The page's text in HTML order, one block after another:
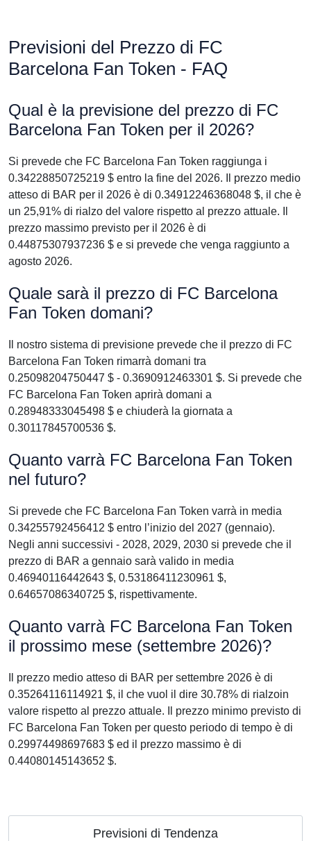
Previsioni del Prezzo di FC
Barcelona Fan Token - FAQ
Qual è la previsione del prezzo di FC
Barcelona Fan Token per il 2026?
Si prevede che FC Barcelona Fan Token raggiunga i
0.34228850725219 $ entro la fine del 2026. Il prezzo medio
atteso di BAR per il 2026 è di 0.34912246368048 $, il che è
un 25,91% di rialzo del valore rispetto al prezzo attuale. Il
prezzo massimo previsto per il 2026 è di
0.44875307937236 $ e si prevede che venga raggiunto a
agosto 2026.
Quale sarà il prezzo di FC Barcelona
Fan Token domani?
Il nostro sistema di previsione prevede che il prezzo di FC
Barcelona Fan Token rimarrà domani tra
0.25098204750447 $ - 0.3690912463301 $. Si prevede che
FC Barcelona Fan Token aprirà domani a
0.28948333045498 $ e chiuderà la giornata a
0.30117845700536 $.
Quanto varrà FC Barcelona Fan Token
nel futuro?
Si prevede che FC Barcelona Fan Token varrà in media
0.34255792456412 $ entro l’inizio del 2027 (gennaio).
Negli anni successivi - 2028, 2029, 2030 si prevede che il
prezzo di BAR a gennaio sarà valido in media
0.46940116442643 $, 0.53186411230961 $,
0.64657086340725 $, rispettivamente.
Quanto varrà FC Barcelona Fan Token
il prossimo mese (settembre 2026)?
Il prezzo medio atteso di BAR per settembre 2026 è di
0.35264116114921 $, il che vuol il dire 30.78% di rialzoin
valore rispetto al prezzo attuale. Il prezzo minimo previsto di
FC Barcelona Fan Token per questo periodo di tempo è di
0.29974498697683 $ ed il prezzo massimo è di
0.44080145143652 $.
Previsioni di Tendenza